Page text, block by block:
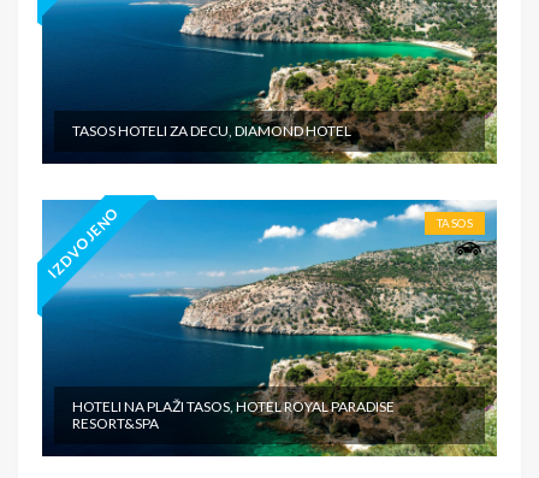
TASOS HOTELI ZA DECU, DIAMOND HOTEL
IZDVOJENO TASOS
HOTELI NA PLAŽI TASOS, HOTEL ROYAL PARADISE
RESORT&SPA